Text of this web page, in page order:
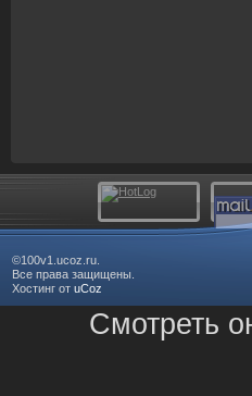
©100v1.ucoz.ru.
Все права защищены.
Хостинг от uCoz
Смотреть